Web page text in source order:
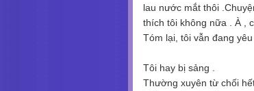
lau nước mắt thôi
thích tôi không nữa . À ,
Tóm lại, tôi vẫn đang yêu
Tôi hay bị sảng .
Thường xuyên từ chối